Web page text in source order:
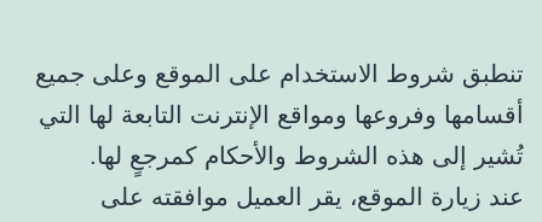
تنطبق شروط الاستخدام على الموقع وعلى جميع
أقسامها وفروعها ومواقع الإنترنت التابعة لها التي
تُشير إلى هذه الشروط والأحكام كمرجعٍ لها.
عند زيارة الموقع، يقر العميل موافقته على